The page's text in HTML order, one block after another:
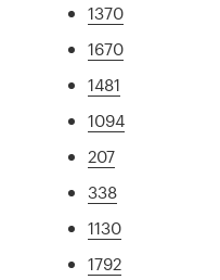
1370
1670
1481
1094
207
338
1130
1792